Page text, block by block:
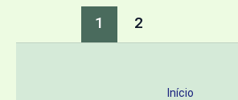
1 2
Início